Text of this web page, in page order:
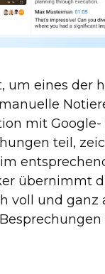
um eines der
mit
teil,
übernimmt
voll und